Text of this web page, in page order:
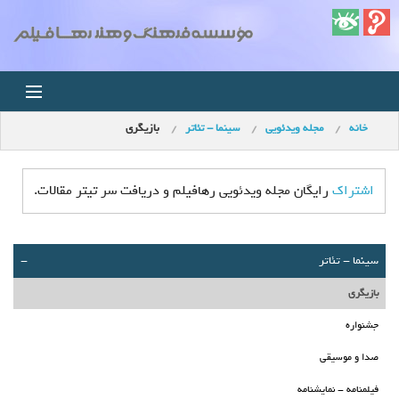
خانه
فروشگاه
مجله ویدئویی
کودک
خانه مجله ویدئویی سينما - تئاتر بازیگری
اشتراک رایگان مجله ویدئویی رهافیلم و دریافت سر تیتر مقالات.
سينما - تئاتر -
بازیگری
جشنواره
صدا و موسیقی
فیلمنامه - نمایشنامه